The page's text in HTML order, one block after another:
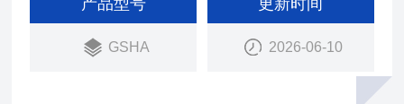
GSHA 2026-06-10